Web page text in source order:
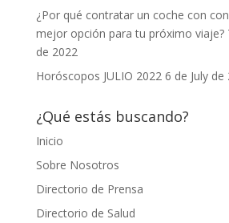
¿Por qué contratar un coche con
mejor opción para tu próximo viaje?
de 2022
Horóscopos JULIO 2022 6 de July de
¿Qué estás buscando?
Inicio
Sobre Nosotros
Directorio de Prensa
Directorio de Salud